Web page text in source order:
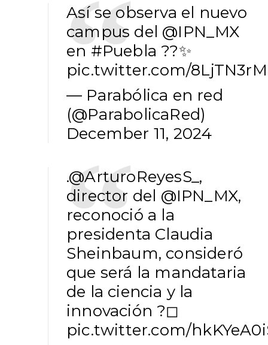
Así se observa el nuevo
campus del @IPN_MX
en #Puebla ??️✨
pic.twitter.com/
— Parabólica en red
(@ParabolicaRed)
December 11, 2024
.@ArturoReyesS_,
director del @IPN_MX,
reconoció a la
presidenta Claudia
Sheinbaum, consideró
que será la mandataria
de la ciencia y la
innovación ?◻
pic.twitter.com/